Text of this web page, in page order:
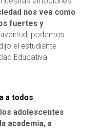
nos vea como
fuertes y
podemos
el estudiante
Educativa
a todos
los adolescentes
academia, a